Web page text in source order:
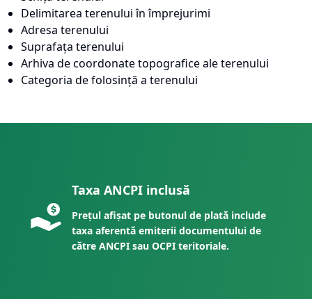
Delimitarea terenului în împrejurimi
Adresa terenului
Suprafața terenului
Arhiva de coordonate topografice ale terenului
Categoria de folosință a terenului
Taxa ANCPI inclusă
Prețul afișat pe butonul de plată include
taxa aferentă emiterii documentului de
către ANCPI sau OCPI teritoriale.